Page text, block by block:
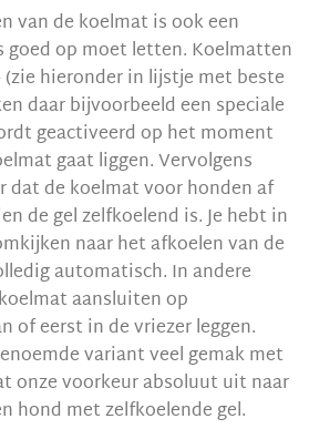
van de koelmat is ook een
goed op moet letten. Koelmatten
hieronder in lijstje met beste
daar bijvoorbeeld een speciale
geactiveerd op het moment
gaat liggen. Vervolgens
dat de koelmat voor honden af
de gel zelfkoelend is. Je hebt in
naar het afkoelen van de
automatisch. In andere
aansluiten op
of eerst in de vriezer leggen.
variant veel gemak met
onze voorkeur absoluut uit naar
hond met zelfkoelende gel.